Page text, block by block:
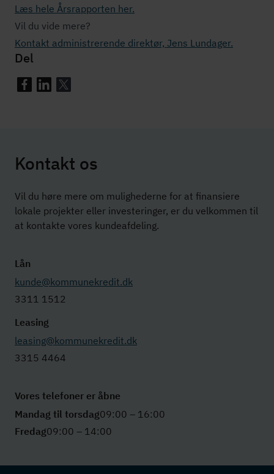
Læs hele Årsrapporten her.
Vil du vide mere?
Kontakt ad­mi­ni­stre­ren­de direktør, Jens Lundager.
Del
Kontakt os
Vil du høre mere om mulighederne for at finansiere
lokale projekter eller investeringer, er du velkommen til
at kontakte vores kundeafdeling.
Lån
kunde@kommunekredit.dk
3311 1512
Leasing
leasing@kommunekredit.dk
3315 4464
Vores telefoner er åbne
Mandag til torsdag09:00 – 16:00
Fredag09:00 – 14:00